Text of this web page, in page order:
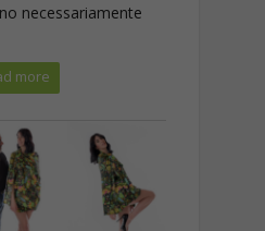
necessariamente
more